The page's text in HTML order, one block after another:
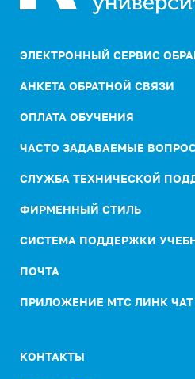
ЭЛЕКТРОННЫЙ СЕРВИС
АНКЕТА ОБРАТНОЙ СВЯЗИ
ОПЛАТА ОБУЧЕНИЯ
ЧАСТО ЗАДАВАЕМЫЕ
СЛУЖБА ТЕХНИЧЕСКОЙ
ФИРМЕННЫЙ СТИЛЬ
СИСТЕМА ПОДДЕРЖКИ
ПОЧТА
ПРИЛОЖЕНИЕ МТС ЛИНК ЧАТ
КОНТАКТЫ